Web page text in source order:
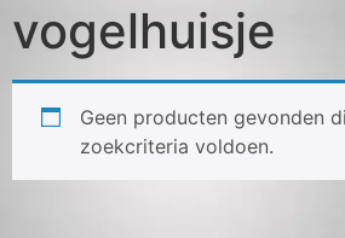
vogelhuisje
Geen producten gevonden
zoekcriteria voldoen.